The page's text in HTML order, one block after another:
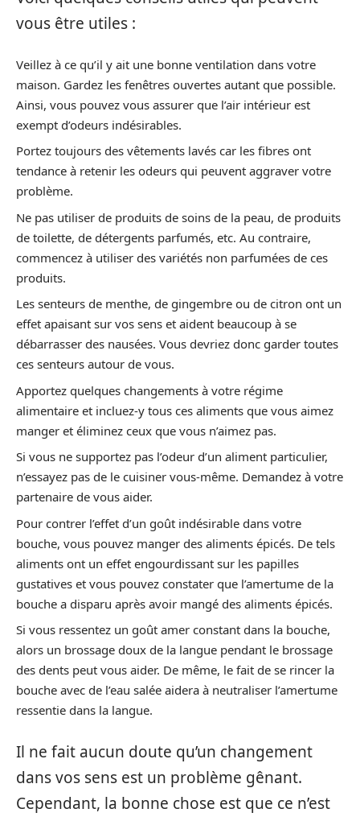
vous être utiles :
Veillez à ce qu’il y ait une bonne ventilation dans votre
maison. Gardez les fenêtres ouvertes autant que possible.
Ainsi, vous pouvez vous assurer que l’air intérieur est
exempt d’odeurs indésirables.
Portez toujours des vêtements lavés car les fibres ont
tendance à retenir les odeurs qui peuvent aggraver votre
problème.
Ne pas utiliser de produits de soins de la peau, de produits
de toilette, de détergents parfumés, etc. Au contraire,
commencez à utiliser des variétés non parfumées de ces
produits.
Les senteurs de menthe, de gingembre ou de citron ont un
effet apaisant sur vos sens et aident beaucoup à se
débarrasser des nausées. Vous devriez donc garder toutes
ces senteurs autour de vous.
Apportez quelques changements à votre régime
alimentaire et incluez-y tous ces aliments que vous aimez
manger et éliminez ceux que vous n’aimez pas.
Si vous ne supportez pas l’odeur d’un aliment particulier,
n’essayez pas de le cuisiner vous-même. Demandez à votre
partenaire de vous aider.
Pour contrer l’effet d’un goût indésirable dans votre
bouche, vous pouvez manger des aliments épicés. De tels
aliments ont un effet engourdissant sur les papilles
gustatives et vous pouvez constater que l’amertume de la
bouche a disparu après avoir mangé des aliments épicés.
Si vous ressentez un goût amer constant dans la bouche,
alors un brossage doux de la langue pendant le brossage
des dents peut vous aider. De même, le fait de se rincer la
bouche avec de l’eau salée aidera à neutraliser l’amertume
ressentie dans la langue.
Il ne fait aucun doute qu’un changement
dans vos sens est un problème gênant.
Cependant, la bonne chose est que ce n’est